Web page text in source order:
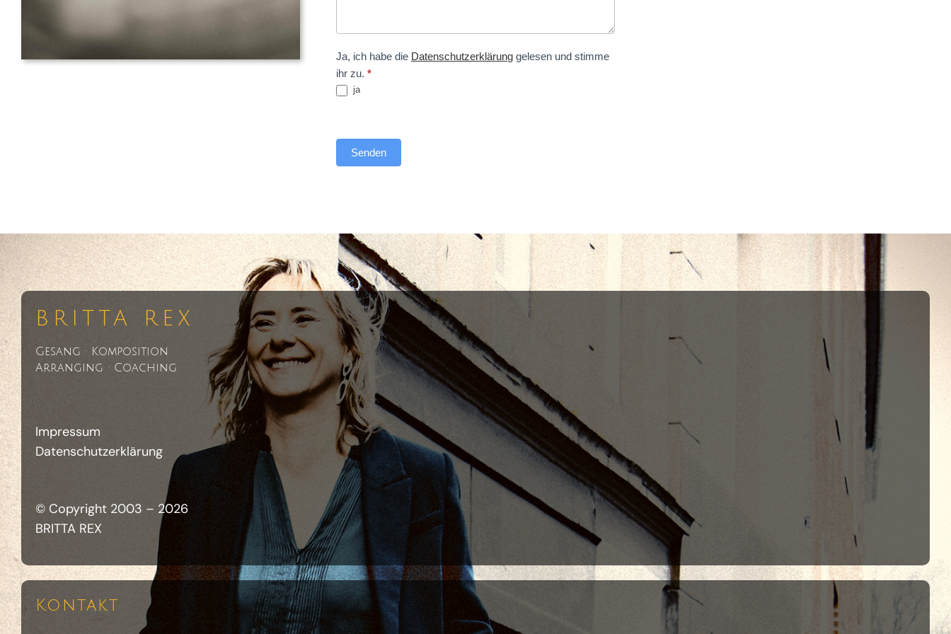
Ja, ich habe die Datenschutzerklärung gelesen und stimme
ihr zu.*
ja
Senden
BRITTA REX
Gesang · Komposition
Arranging · Coaching
Impressum
Datenschutzerklärung
© Copyright 2003 – 2026
BRITTA REX
Kontakt